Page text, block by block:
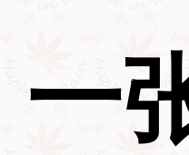
一